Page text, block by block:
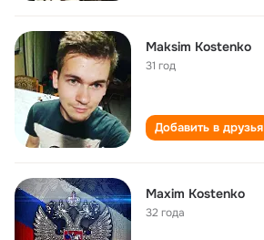
Maksim Kostenko
31 год
Добавить в друзья
Maxim Kostenko
32 года